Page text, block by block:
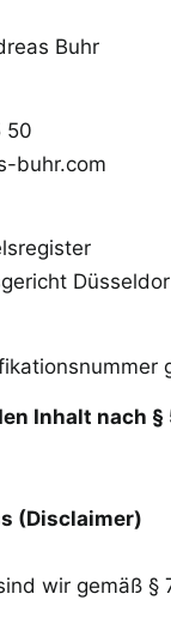
Buhr
50
buhr.com
Inhalt nach §
(Disclaimer)
wir gemäß §